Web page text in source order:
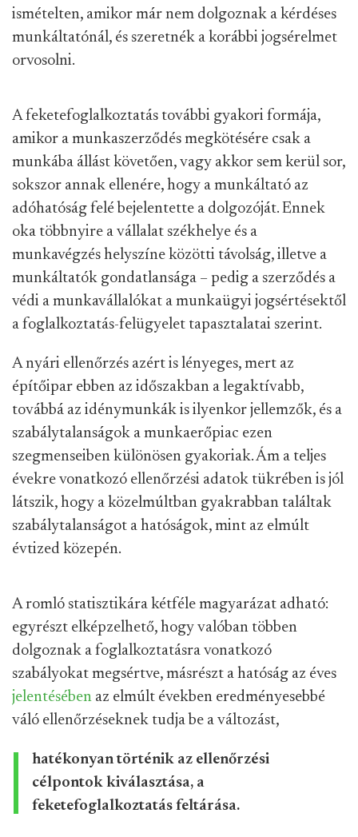
ismételten, amikor már nem dolgoznak a kérdéses
munkáltatónál, és szeretnék a korábbi jogsérelmet
orvosolni.
A feketefoglalkoztatás további gyakori formája,
amikor a munkaszerződés megkötésére csak a
munkába állást követően, vagy akkor sem kerül sor,
sokszor annak ellenére, hogy a munkáltató az
adóhatóság felé bejelentette a dolgozóját. Ennek
oka többnyire a vállalat székhelye és a
munkavégzés helyszíne közötti távolság, illetve a
munkáltatók gondatlansága – pedig a szerződés a
védi a munkavállalókat a munkaügyi jogsértésektől
a foglalkoztatás-felügyelet tapasztalatai szerint.
A nyári ellenőrzés azért is lényeges, mert az
építőipar ebben az időszakban a legaktívabb,
továbbá az idénymunkák is ilyenkor jellemzők, és a
szabálytalanságok a munkaerőpiac ezen
szegmenseiben különösen gyakoriak. Ám a teljes
évekre vonatkozó ellenőrzési adatok tükrében is jól
látszik, hogy a közelmúltban gyakrabban találtak
szabálytalanságot a hatóságok, mint az elmúlt
évtized közepén.
A romló statisztikára kétféle magyarázat adható:
egyrészt elképzelhető, hogy valóban többen
dolgoznak a foglalkoztatásra vonatkozó
szabályokat megsértve, másrészt a hatóság az éves
jelentésében az elmúlt években eredményesebbé
váló ellenőrzéseknek tudja be a változást,
hatékonyan történik az ellenőrzési
célpontok kiválasztása, a
feketefoglalkoztatás feltárása.